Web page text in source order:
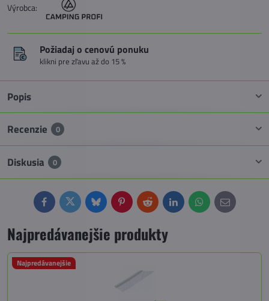
Výrobca:
Požiadaj o cenovú ponuku
klikni pre zľavu až do 15 %
Popis
Recenzie 0
Diskusia 0
FacebookTwitterBlueskyPinterestReddit LinkedInWhatsApp
E-
mail
Najpredávanejšie produkty
Najpredávanejšie